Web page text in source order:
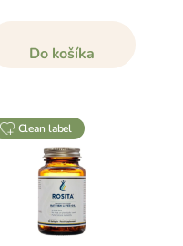
Do košíka
clean label